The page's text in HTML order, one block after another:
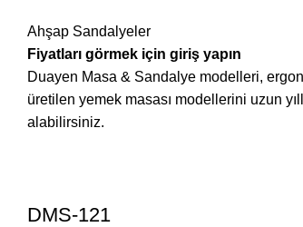
Ahşap Sandalyeler
Fiyatları görmek için giriş yapın
Duayen Masa & Sandalye modelleri,
üretilen yemek masası modellerini uzun
alabilirsiniz.
DMS-121